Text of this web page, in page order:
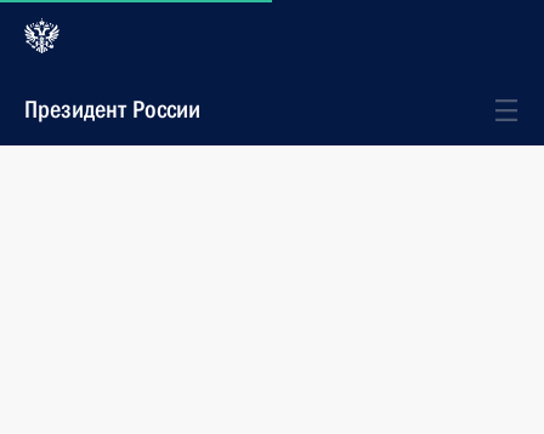
Президент России